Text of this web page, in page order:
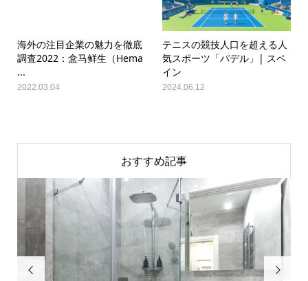
海外の注目企業の魅力を徹底
調査2022：盒马鲜生（Hema
...
2022.03.04
テニスの競技人口を超える人
気スポーツ「パデル」| スペ
イン
2024.06.12
おすすめ記事
 